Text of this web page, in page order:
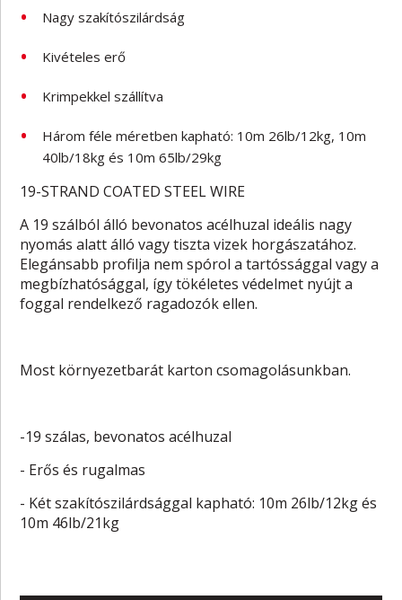
Nagy szakítószilárdság
Kivételes erő
Krimpekkel szállítva
Három féle méretben kapható: 10m 26lb/12kg, 10m
40lb/18kg és 10m 65lb/29kg
19-STRAND COATED STEEL WIRE
A 19 szálból álló bevonatos acélhuzal ideális nagy
nyomás alatt álló vagy tiszta vizek horgászatához.
Elegánsabb profilja nem spórol a tartóssággal vagy a
megbízhatósággal, így tökéletes védelmet nyújt a
foggal rendelkező ragadozók ellen.
Most környezetbarát karton csomagolásunkban.
-19 szálas, bevonatos acélhuzal
- Erős és rugalmas
- Két szakítószilárdsággal kapható: 10m 26lb/12kg és
10m 46lb/21kg